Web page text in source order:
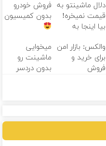
دلال ماشینتو به
قیمت نمیخره!
بیا اینجا به
بفروش*فقط
خریدار واقعی*
فروش خودرو
بدون کمیسیون
والکس: بازار امن
برای خرید و
فروش
میخوایی
ماشینت رو
بدون دردسر